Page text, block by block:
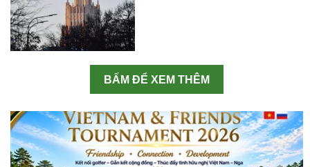
BẤM ĐỂ XEM THÊM